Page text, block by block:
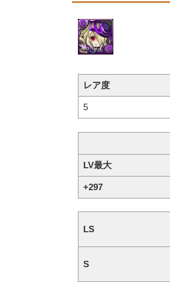
レア度
5
LV最大
+297
LS
S